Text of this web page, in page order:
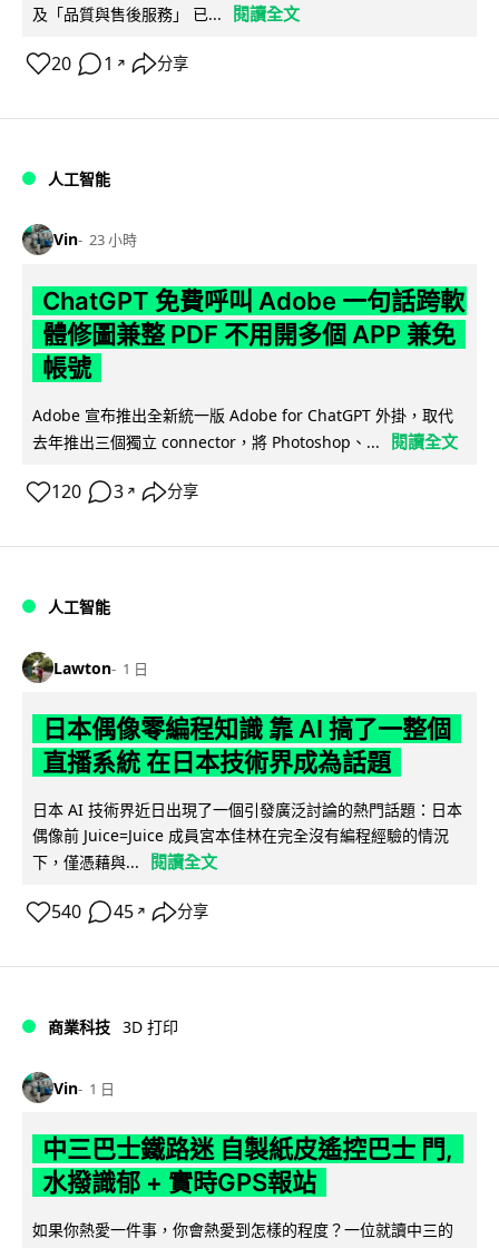
及「品質與售後服務」 已...
閱讀全文
20 1 ↗ 分享
人工智能
Vin 23 小時
ChatGPT 免費呼叫 Adobe 一句話跨軟
體修圖兼整 PDF 不用開多個 APP 兼免
帳號
Adobe 宣布推出全新統一版 Adobe for ChatGPT 外掛，取代
去年推出三個獨立 connector，將 Photoshop、...
閱讀全文
120 3 ↗ 分享
人工智能
Lawton 1 日
日本偶像零編程知識 靠 AI 搞了一整個
直播系統 在日本技術界成為話題
日本 AI 技術界近日出現了一個引發廣泛討論的熱門話題：日本
偶像前 Juice=Juice 成員宮本佳林在完全沒有編程經驗的情況
下，僅憑藉與...
閱讀全文
540 45 ↗ 分享
商業科技 3D 打印
Vin 1 日
中三巴士鐵路迷 自製紙皮遙控巴士 門,
水撥識郁 + 實時GPS報站
如果你熱愛一件事，你會熱愛到怎樣的程度？一位就讀中三的